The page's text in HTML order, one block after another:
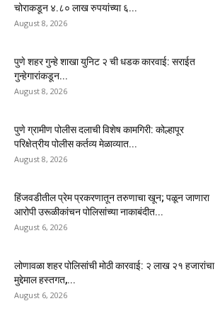
चोराकडून ४.८० लाख रुपयांच्या ६...
August 8, 2026
पुणे शहर गुन्हे शाखा युनिट २ ची धडक कारवाई: सराईत
गुन्हेगारांकडून...
August 8, 2026
पुणे ग्रामीण पोलीस दलाची विशेष कामगिरी: कोल्हापूर
परिक्षेत्रीय पोलीस कर्तव्य मेळाव्यात...
August 8, 2026
हिंजवडीतील प्रेम प्रकरणातून तरुणाचा खून; पळून जाणारा
आरोपी उरूळीकांचन पोलिसांच्या नाकाबंदीत...
August 6, 2026
लोणावळा शहर पोलिसांची मोठी कारवाई: २ लाख २१ हजारांचा
मुद्देमाल हस्तगत,...
August 6, 2026